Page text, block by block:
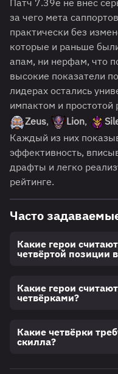
за чего мета
практически без
которые и раньше
апам, ни нерфам, что
высокие показатели
лидерах остались
импактом и простотой
Zeus, Lion,
Каждый из них
эффективность,
драфты и легко
рейтинге.
Часто
Какие герои
четвёртой позиции
Какие герои
четвёрками?
Какие четвёрки
скилла?